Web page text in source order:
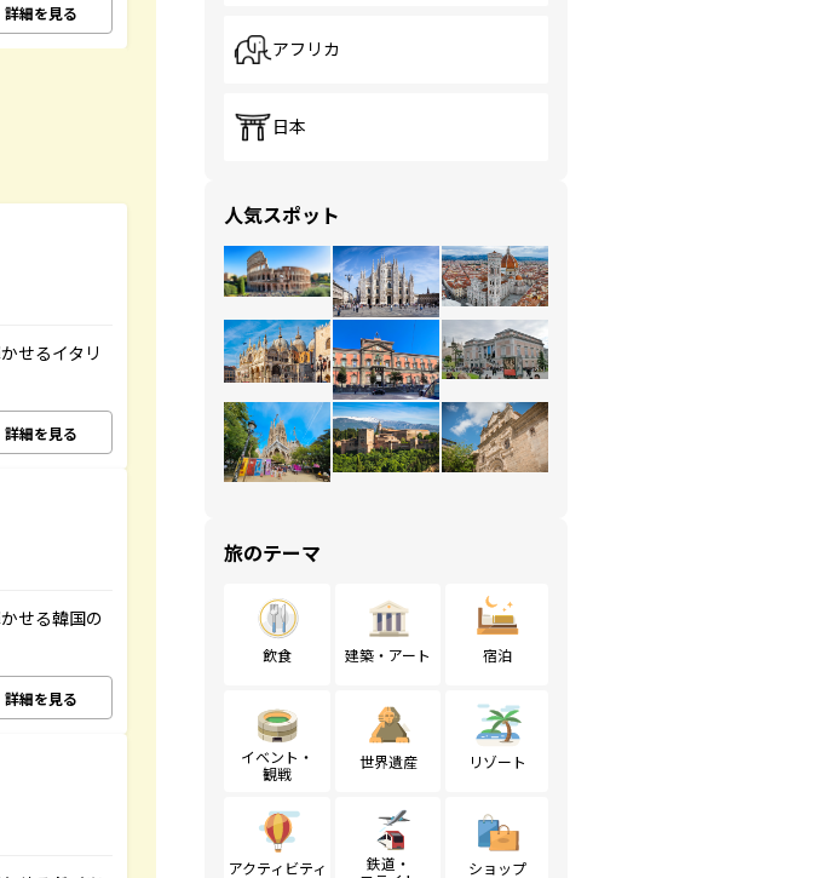
詳細を見る
せるイタリ
詳細を見る
せる韓国の
詳細を見る
アフリカ
日本
人気スポット
旅のテーマ
飲食 建築・アート 宿泊
イベント・
観戦
世界遺産 リゾート
アクティビティ
鉄道・
ショップ